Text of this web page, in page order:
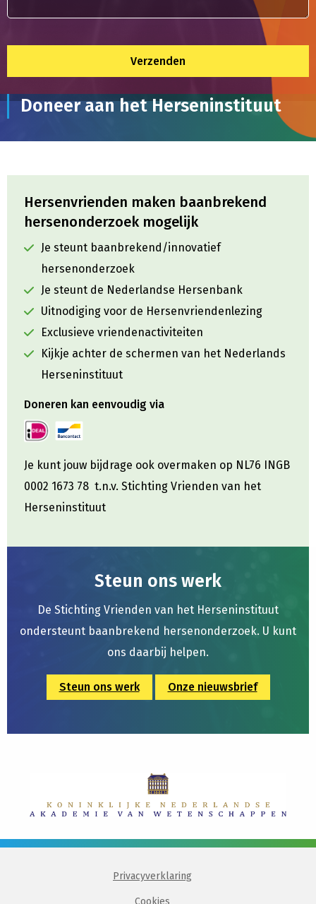
Doneer aan het Herseninstituut
Hersenvrienden maken baanbrekend
hersenonderzoek mogelijk
Je steunt baanbrekend/innovatief
hersenonderzoek
Je steunt de Nederlandse Hersenbank
Uitnodiging voor de Hersenvriendenlezing
Exclusieve vriendenactiviteiten
Kijkje achter de schermen van het Nederlands
Herseninstituut
Doneren kan eenvoudig via
Je kunt jouw bijdrage ook overmaken op NL76 INGB
0002 1673 78 t.n.v. Stichting Vrienden van het
Herseninstituut
Steun ons werk
De Stichting Vrienden van het Herseninstituut
ondersteunt baanbrekend hersenonderzoek. U kunt
ons daarbij helpen.
Steun ons werk Onze nieuwsbrief
Privacyverklaring